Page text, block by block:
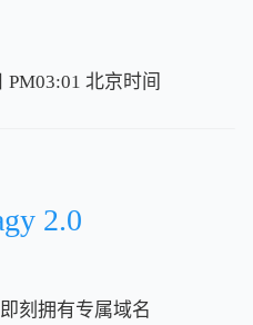
PM03:01 北京时间
北京时间
2.0
刻拥有专属域名